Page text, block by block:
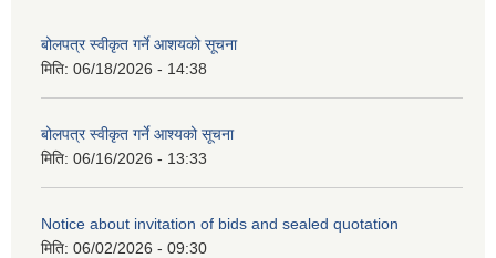
बोलपत्र स्वीकृत गर्ने आशयको सूचना
मिति: 06/18/2026 - 14:38
बोलपत्र स्वीकृत गर्ने आश्यको सूचना
मिति: 06/16/2026 - 13:33
Notice about invitation of bids and sealed quotation
मिति: 06/02/2026 - 09:30